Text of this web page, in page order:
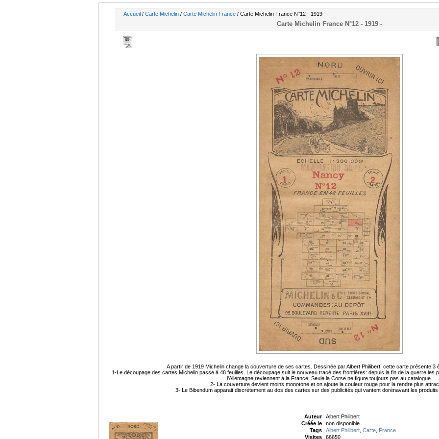
Accueil / Carte Michelin / Carte Michelin France / Carte Michelin France N°12 - 1919 -
Carte Michelin France N°12 - 1919 -
A partir de 1919 Michelin change la couverture de ses cartes. Dessinée par Albert Philibert, cette carte présente 3
1-Le découpage des cartes Michelin passe à 48 feuilles. Le découpage suit le nouveau tracé des frontières: depuis la fin de la guerre les
l'Allemagne reviennent à la France. Seule la Corse ne figure toujours pas au catalogue.
2- La couverture devient moins monotone et on ajoute la couleur rouge pour la rendre plus
3- Le Bibendum apparait discrètement au dos des cartes sur des publicités qui vantent dorénavant les
Auteur
Albert Philibert
Créée le
non disponible
Tags
Albert Philibert Carte France
Visites
66650